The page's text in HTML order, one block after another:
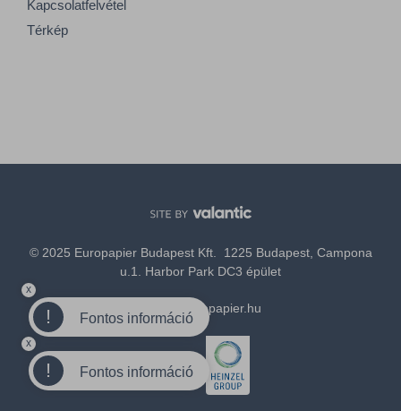
Kapcsolatfelvétel
Térkép
© 2025 Europapier Budapest Kft. 1225 Budapest, Campona
u.1. Harbor Park DC3 épület
office@europapier.hu
Tagja a
! Fontos információ
x
! Fontos információ
x